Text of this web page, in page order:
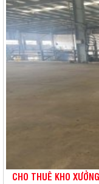
CHO THUÊ KHO